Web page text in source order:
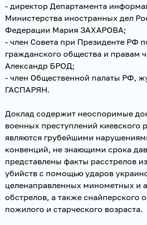
- директор Департамента
Министерства иностранных дел
Федерации Мария ЗАХАРОВА;
- член Совета при Президенте РФ
гражданского общества и правам
Александр БРОД;
- член Общественной палаты РФ,
ГАСПАРЯН.
Доклад содержит неоспоримые
военных преступлений киевского
являются грубейшими
конвенций, не знающими срока
представлены факты расстрелов
убийств с помощью ударов
целенаправленных минометных и
обстрелов, а также снайперского
пожилого и старческого возраста.